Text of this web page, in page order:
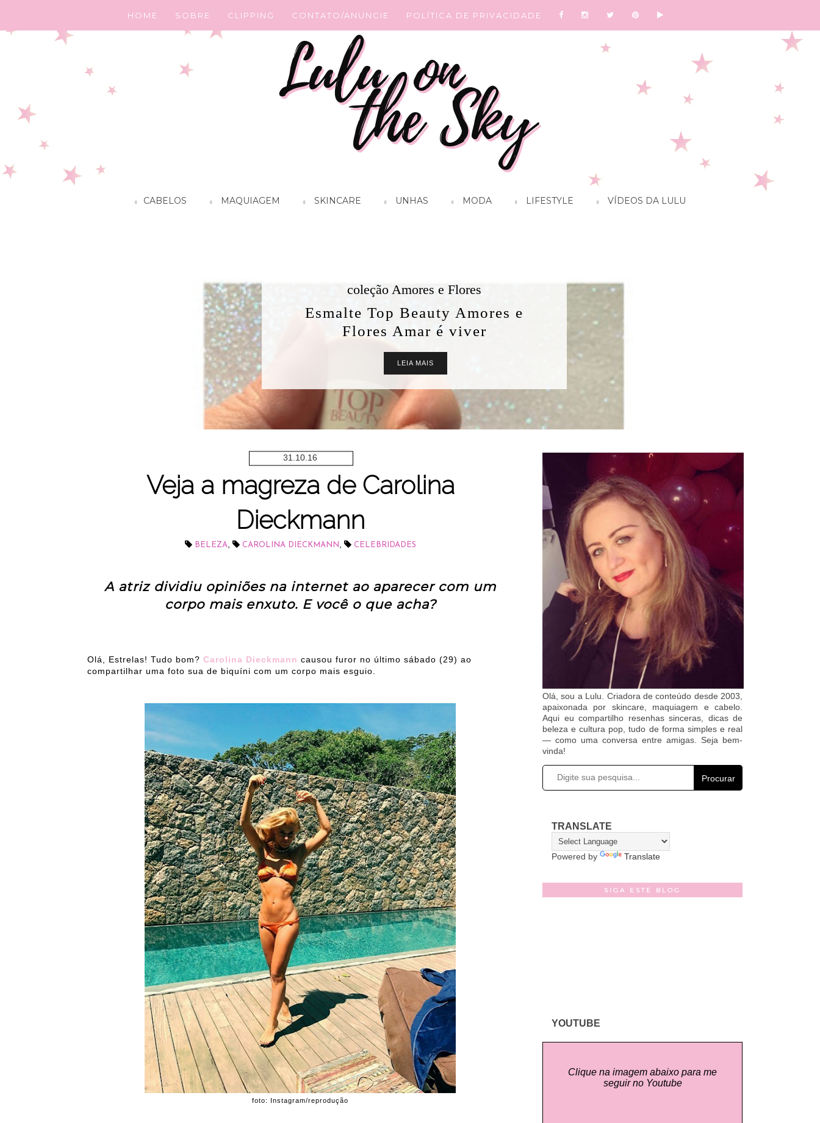
HOME SOBRE CLIPPING CONTATO/ANUNCIE POLÍTICA DE PRIVACIDADE
CABELOS MAQUIAGEM SKINCARE UNHAS MODA LIFESTYLE VÍDEOS DA LULU
coleção Amores e Flores
Esmalte Top Beauty Amores e
Flores Amar é viver
LEIA MAIS
31.10.16
Veja a magreza de Carolina
Dieckmann
BELEZA CAROLINA DIECKMANN CELEBRIDADES
A atriz dividiu opiniões na internet ao aparecer com um
corpo mais enxuto. E você o que acha?
Olá, Estrelas! Tudo bom? Carolina Dieckmann causou furor no último sábado (29) ao
compartilhar uma foto sua de biquíni com um corpo mais esguio.
foto: Instagram/reprodução
Olá, sou a Lulu. Criadora de conteúdo desde 2003,
apaixonada por skincare, maquiagem e cabelo.
Aqui eu compartilho resenhas sinceras, dicas de
beleza e cultura pop, tudo de forma simples e real
— como uma conversa entre amigas. Seja bem-
vinda!
Procurar
TRANSLATE
Powered by Translate
SIGA ESTE BLOG
YOUTUBE
Clique na imagem abaixo para me
seguir no Youtube